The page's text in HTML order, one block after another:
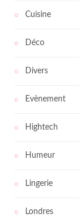
Cuisine
Déco
Divers
Evènement
Hightech
Humeur
Lingerie
Londres